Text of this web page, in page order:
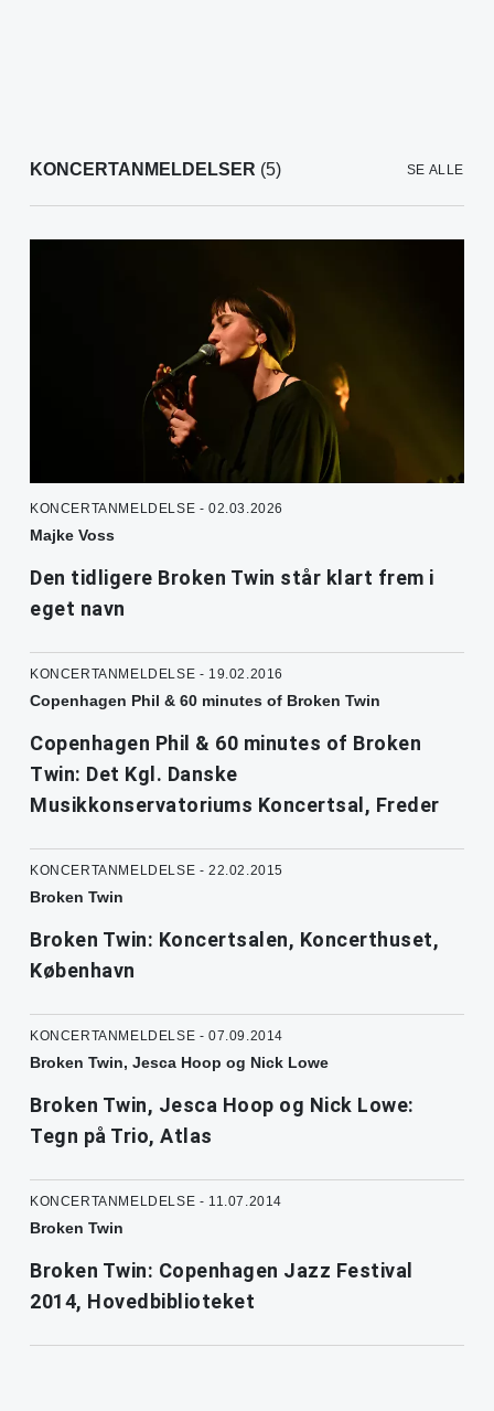
KONCERTANMELDELSER (5) SE ALLE
KONCERTANMELDELSE - 02.03.2026
Majke Voss
Den tidligere Broken Twin står klart frem i
eget navn
KONCERTANMELDELSE - 19.02.2016
Copenhagen Phil & 60 minutes of Broken Twin
Copenhagen Phil & 60 minutes of Broken
Twin: Det Kgl. Danske
Musikkonservatoriums Koncertsal, Freder
KONCERTANMELDELSE - 22.02.2015
Broken Twin
Broken Twin: Koncertsalen, Koncerthuset,
København
KONCERTANMELDELSE - 07.09.2014
Broken Twin, Jesca Hoop og Nick Lowe
Broken Twin, Jesca Hoop og Nick Lowe:
Tegn på Trio, Atlas
KONCERTANMELDELSE - 11.07.2014
Broken Twin
Broken Twin: Copenhagen Jazz Festival
2014, Hovedbiblioteket